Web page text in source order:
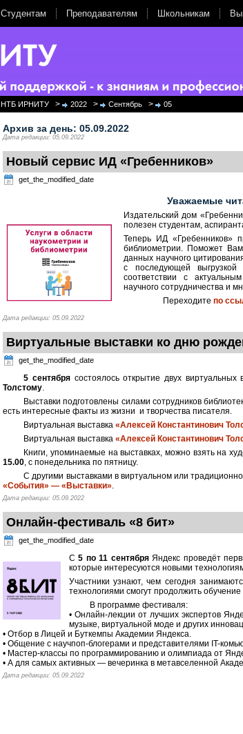
Студентам Преподавателям Школьникам
НТБ ИРНИТУ > 2022 > Сентябрь > 05
Архив за день: 05.09.2022
Дата редакции: 05.09.2022
Новый сервис ИД «Гребенников»
get_the_modified_date
Уважаемые
Издательский дом
полезен студентам,
Теперь ИД «Гребенников»
библиометрии. Поможет
данных научного
с последующей
соответствии с
научного сотрудничества и
Переходите по
Дата редакции: 05.09.2022
Виртуальные выставки ко дню
get_the_modified_date
5 сентябрясостоялось открытие двух виртуальных
Толстому.
Выставки подготовлены силами сотрудников
есть интересные факты из жизни и творчества писателя.
Виртуальная выставка«Алексей Константинович
Виртуальная выставка«Алексей Константинович
Книги, упоминаемые на выставках, можно взять на
15.00, с понедельника по пятницу.
С другими выставками в виртуальном или
«События» — «Выставки».
Дата редакции: 05.09.2022
Онлайн-фестиваль «8 бит»
get_the_modified_date
С5 по 11 сентябряЯндекс проведёт
которые интересуются новыми
Участники узнают, чем сегодня
технологиями смогут продолжить
В программе фестиваля:
• Онлайн-лекции от лучших экспертов
музыке, виртуальной моде и других
• Отбор в Лицей и Буткемпы Академии Яндекса.
• Общение с научпоп-блогерами и представителями IT-
• Мастер-классы по программированию и олимпиада от
• А для самых активных — вечеринка в метавселенной
Дата редакции: 05.09.2022